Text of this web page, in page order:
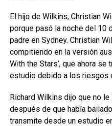
El hijo de Wilkins, Christian
porque pasó la noche del 10
padre en Sydney. Christian
compitiendo en la versión
With the Stars’, que ahora
estudio debido a los riesgos
Richard Wilkins dijo que no
después de que había
transmite desde un estudio